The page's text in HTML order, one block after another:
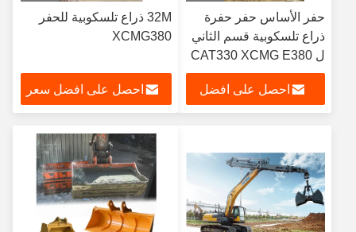
حفر الأساس حفر حفرة
ذراع تلسكوبية قسم الثاني
ل CAT330 XCMG E380
احصل على افضل
32M ذراع تلسكوبية للحفر
XCMG380
احصل على افضل سعر